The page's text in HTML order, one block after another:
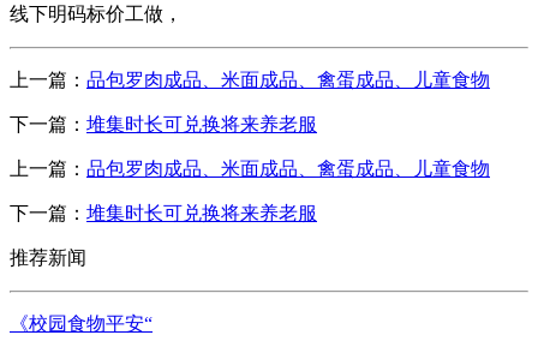
线下明码标价工做，
上一篇： 品包罗肉成品、米面成品、禽蛋成品、儿童食物
下一篇： 堆集时长可兑换将来养老服
上一篇： 品包罗肉成品、米面成品、禽蛋成品、儿童食物
下一篇： 堆集时长可兑换将来养老服
推荐新闻
《校园食物平安“